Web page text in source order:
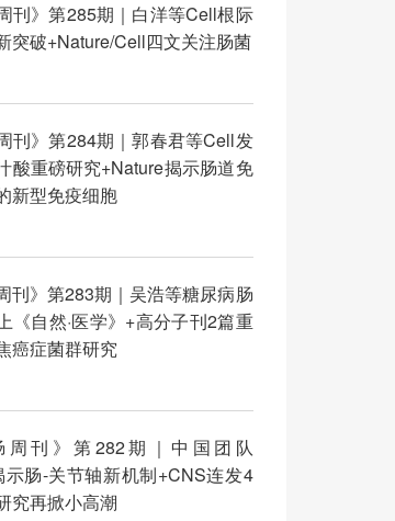
刊》第285期｜白洋等Cell根际
突破+Nature/Cell四文关注肠菌
刊》第284期｜郭春君等Cell发
酸重磅研究+Nature揭示肠道免
新型免疫细胞
刊》第283期｜吴浩等糖尿病肠
《自然·医学》+高分子刊2篇重
癌症菌群研究
周刊》第282期｜中国团队
示肠-关节轴新机制+CNS连发4
究再掀小高潮